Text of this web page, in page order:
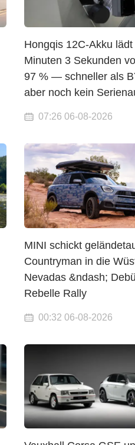
Hongqis 12C-Akku lädt
Minuten 3 Sekunden
97 % — schneller als
aber noch kein
07:26 06-08-2026
MINI schickt
Countryman in die
Nevadas &ndash;
Rebelle Rally
00:32 06-08-2026